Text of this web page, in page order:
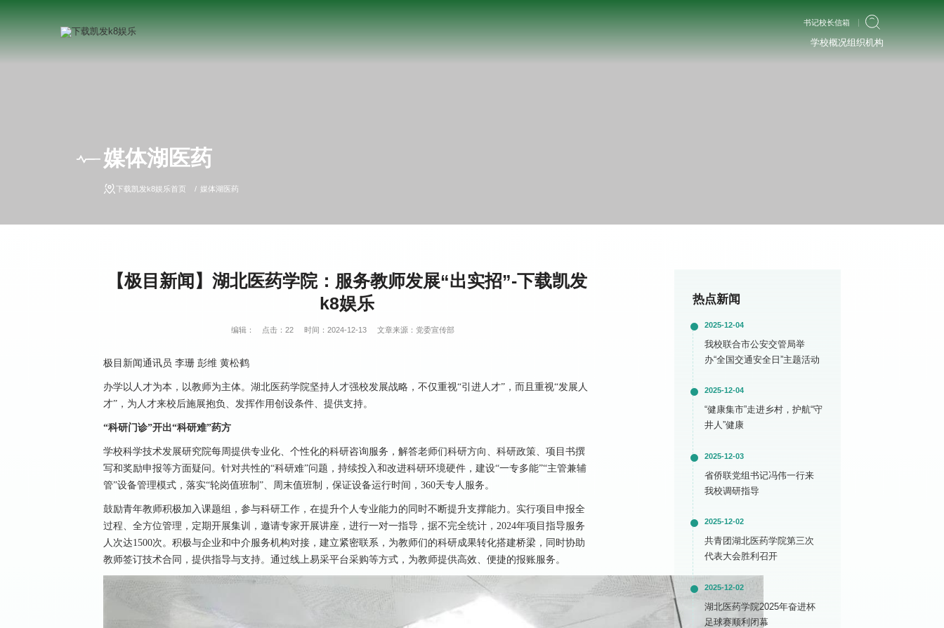
书记校长信箱
学校概况组织机构
媒体湖医药
下载凯发k8娱乐首页 媒体湖医药
【极目新闻】湖北医药学院：服务教师发展“出实招”-下载凯发
k8娱乐
编辑： 点击： 22 时间：2024-12-13 文章来源：党委宣传部
极目新闻通讯员 李珊 彭维 黄松鹤
办学以人才为本，以教师为主体。湖北医药学院坚持人才强校发展战略，不仅重视“引进人才”，而且重视“发展人
才”，为人才来校后施展抱负、发挥作用创设条件、提供支持。
“科研门诊”开出“科研难”药方
学校科学技术发展研究院每周提供专业化、个性化的科研咨询服务，解答老师们科研方向、科研政策、项目书撰
写和奖励申报等方面疑问。针对共性的“科研难”问题，持续投入和改进科研环境硬件，建设“一专多能”“主管兼辅
管”设备管理模式，落实“轮岗值班制”、周末值班制，保证设备运行时间，360天专人服务。
鼓励青年教师积极加入课题组，参与科研工作，在提升个人专业能力的同时不断提升支撑能力。实行项目申报全
过程、全方位管理，定期开展集训，邀请专家开展讲座，进行一对一指导，据不完全统计，2024年项目指导服务
人次达1500次。积极与企业和中介服务机构对接，建立紧密联系，为教师们的科研成果转化搭建桥梁，同时协助
教师签订技术合同，提供指导与支持。通过线上易采平台采购等方式，为教师提供高效、便捷的报账服务。
热点新闻
2025-12-04
我校联合市公安交管局举
办“全国交通安全日”主题活动
2025-12-04
“健康集市”走进乡村，护航“守
井人”健康
2025-12-03
省侨联党组书记冯伟一行来
我校调研指导
2025-12-02
共青团湖北医药学院第三次
代表大会胜利召开
2025-12-02
湖北医药学院2025年奋进杯
足球赛顺利闭幕